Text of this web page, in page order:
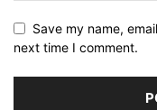
Save my name,
next time I comment.